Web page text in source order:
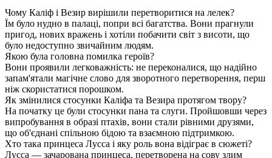
Чому Каліф і Везир вирішили перетворитися на лелек?
Їм було нудно в палаці, попри всі багатства. Вони прагнули
пригод, нових вражень і хотіли побачити світ з висоти, що
було недоступно звичайним людям.
Якою була головна помилка героїв?
Вони проявили легковажність: не переконалися, що надійно
запам'ятали магічне слово для зворотного перетворення, перш
ніж скористатися порошком.
Як змінилися стосунки Каліфа та Везира протягом твору?
На початку це були стосунки пана та слуги. Пройшовши через
випробування в образі птахів, вони стали рівними друзями,
що об'єднані спільною бідою та взаємною підтримкою.
Хто така принцеса Лусса і яку роль вона відіграє в сюжеті?
Лусса — зачарована принцеса, перетворена на сову злим